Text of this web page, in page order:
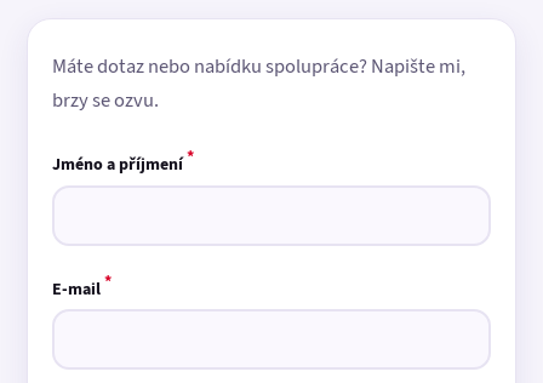
Máte dotaz nebo nabídku spolupráce? Napište mi,
brzy se ozvu.
Jméno a příjmení*
E-mail*